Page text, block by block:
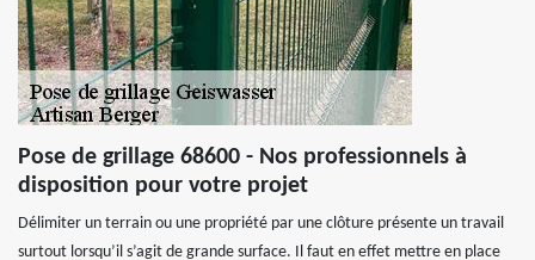
Pose de grillage 68600 - Nos professionnels à
disposition pour votre projet
Délimiter un terrain ou une propriété par une clôture présente un travail
surtout lorsqu’il s’agit de grande surface. Il faut en effet mettre en place